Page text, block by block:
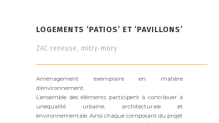
LOGEMENTS ‘PATIOS’ ET ‘PAVILLONS’
ZAC reneuse, mitry-mory
Aménagement exemplaire en matière
d’environnement.
L’ensemble des éléments participent à contribuer à
unequalité urbaine, architecturale et
environnementale. Ainsi chaque composant du projet